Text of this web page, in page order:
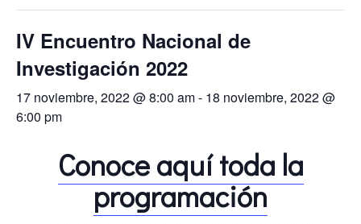
IV Encuentro Nacional de
Investigación 2022
17 noviembre, 2022 @ 8:00 am- 18 noviembre, 2022 @
6:00 pm
Conoce aquí toda la
programación